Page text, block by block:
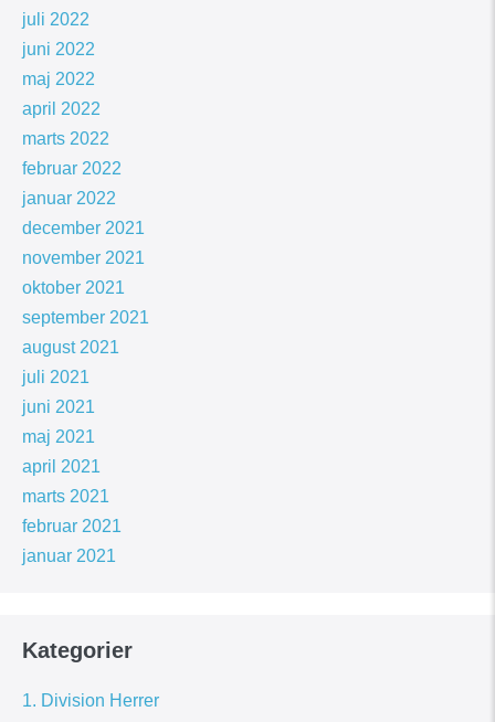
juli 2022
juni 2022
maj 2022
april 2022
marts 2022
februar 2022
januar 2022
december 2021
november 2021
oktober 2021
september 2021
august 2021
juli 2021
juni 2021
maj 2021
april 2021
marts 2021
februar 2021
januar 2021
Kategorier
1. Division Herrer